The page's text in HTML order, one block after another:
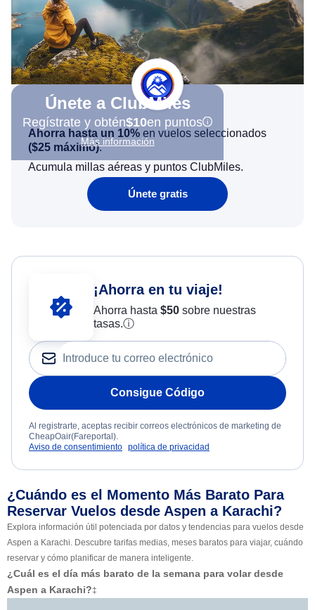
Únete a ClubMiles
Regístrate y obtén$10en puntos
Más información
Ahorra hasta un 10% en vuelos seleccionados
($25 máximo).
Acumula millas aéreas y puntos ClubMiles.
Únete gratis
¡Ahorra en tu viaje!
Ahorra hasta $50sobre nuestras
tasas.ⓘ
Consigue Código
Al registrarte, aceptas recibir correos electrónicos de marketing de
CheapOair(Fareportal).
Aviso de consentimiento política de privacidad
¿Cuándo es el Momento Más Barato Para
Reservar Vuelos desde Aspen a Karachi?
Explora información útil potenciada por datos y tendencias para vuelos desde
Aspen a Karachi. Descubre tarifas medias, meses baratos para viajar, cuándo
reservar y cómo planificar de manera inteligente.
¿Cuál es el día más barato de la semana para volar desde
Aspen a Karachi?‡